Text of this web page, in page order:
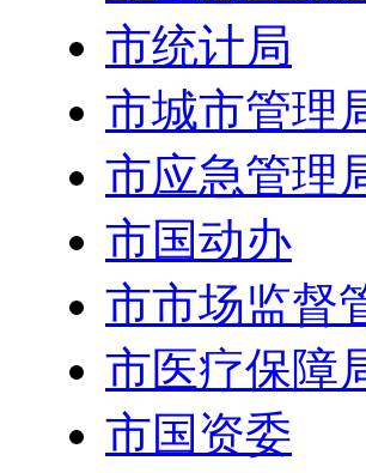
市统计局
市城市管理
市应急管理
市国动办
市市场监督
市医疗保障
市国资委